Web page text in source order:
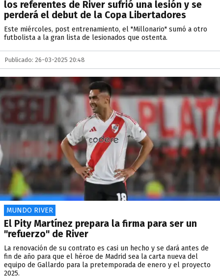
los referentes de River sufrió una lesión y se
perderá el debut de la Copa Libertadores
Este miércoles, post entrenamiento, el "Millonario" sumó a otro
futbolista a la gran lista de lesionados que ostenta.
Publicado: 26-03-2025 20:48
MUNDO RIVER
El Pity Martínez prepara la firma para ser un
"refuerzo" de River
La renovación de su contrato es casi un hecho y se dará antes de
fin de año para que el héroe de Madrid sea la carta nueva del
equipo de Gallardo para la pretemporada de enero y el proyecto
2025.